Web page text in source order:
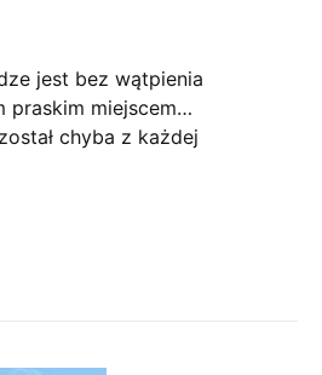
jest bez wątpienia
praskim miejscem…
chyba z każdej